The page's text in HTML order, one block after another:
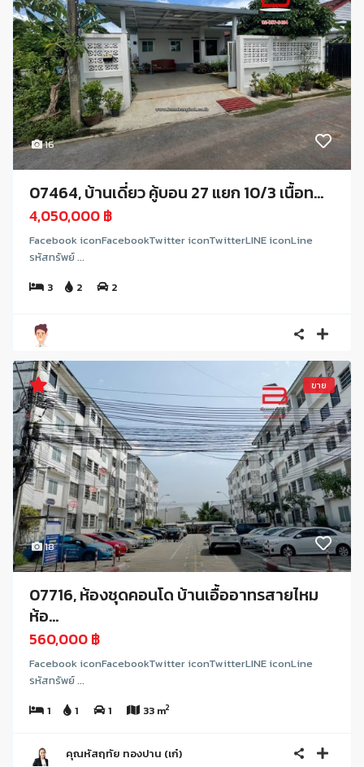
16
07464, บ้านเดี่ยว คู้บอน 27 แยก 10/3 เนื้อท...
4,050,000 ฿
Facebook iconFacebookTwitter iconTwitterLINE iconLine
รหัสทรัพย์ ...
3
2 2
18
ขาย
07716, ห้องชุดคอนโด บ้านเอื้ออาทรสายไหม
ห้อ...
560,000 ฿
Facebook iconFacebookTwitter iconTwitterLINE iconLine
รหัสทรัพย์ ...
1
1 1 33 m2
คุณหัสฤทัย ทองปาน (เก๋)